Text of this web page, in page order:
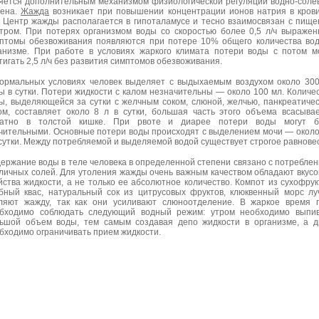
Жажда возникает при повышении концентрации ионов натрия в
Центр жажды располагается в гипоталамусе и тесно взаимосвязан с
При потерях организмом воды со скоростью более 0,5 л/ч
обезвоживания появляются при потере 10% общего количества
При работе в условиях жаркого климата потери воды с потом
2,5 л/ч без развития симптомов обезвоживания.
условиях человек выделяет с выдыхаемым воздухом около
в сутки. Потери жидкости с калом незначительны — около 100 мл.
выделяющейся за сутки с желчным соком, слюной, желчью,
составляет около 8 л в сутки, большая часть этого объема
в толстой кишке. При рвоте и диарее потери воды могут
Основные потери воды происходят с выделением мочи —
Между потребляемой и выделяемой водой существует строгое
воды в теле человека в определенной степени связано с
солей. Для утоления жажды очень важным качеством обладают
жидкости, а не только ее абсолютное количество. Компот из
квас, натуральный сок из цитрусовых фруктов, клюквенный морс
жажду, так как они усиливают слюноотделение. В жаркое время
соблюдать следующий водный режим: утром необходимо
объем воды, тем самым создавая депо жидкости в организме, а
ограничивать прием жидкости.